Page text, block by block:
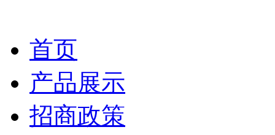
首页
产品展示
招商政策